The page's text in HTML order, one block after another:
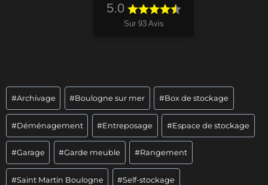
5.0
Sur 93 Avis
Étiquettes
de
la
publication :
#Archivage #Boulogne sur mer #Box de stockage
#Déménagement #Entreposage #Espace de stockage
#Garage #Garde meuble #Rangement
#Saint Martin Boulogne #Self-stockage